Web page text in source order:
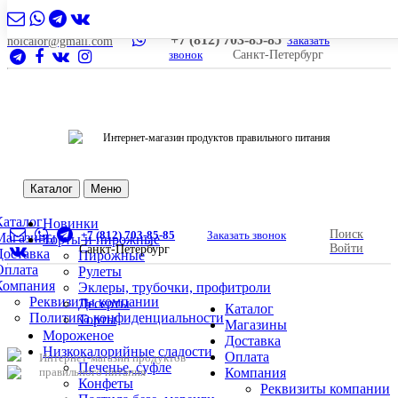
nolcalor@gmail.com +7 (812) 703-85-85 Заказать
звонок
Санкт-Петербург
Интернет-магазин продуктов правильного питания
Каталог Меню
Реквизиты компании
Политика конфиденциальности
Новинки
Торты и пирожные
Пирожные
Рулеты
Эклеры, трубочки, профитроли
Десерты
Торты
Мороженое
Низкокалорийные сладости
Печенье, суфле
Конфеты
+7 (812) 703-85-85
Заказать звонок
Санкт-Петербург
Поиск
Войти
Интернет-магазин продуктов
правильного питания
Каталог
Магазины
Доставка
Оплата
Компания
Реквизиты компании